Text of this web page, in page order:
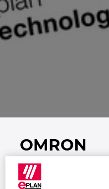
OMRON
Australien
Brunei
Bulgarien
Chile